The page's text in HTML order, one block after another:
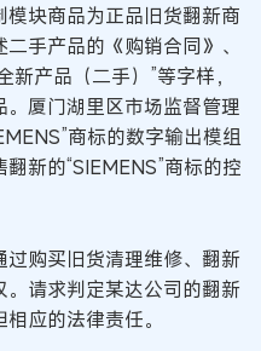
块商品为正品旧货翻新商
手产品的《购销合同》、
产品（二手）”等字样，
厦门湖里区市场监督管理
商标的数字输出模组
新的“SIEMENS”商标的控
购买旧货清理维修、翻新
请求判定某达公司的翻新
应的法律责任。